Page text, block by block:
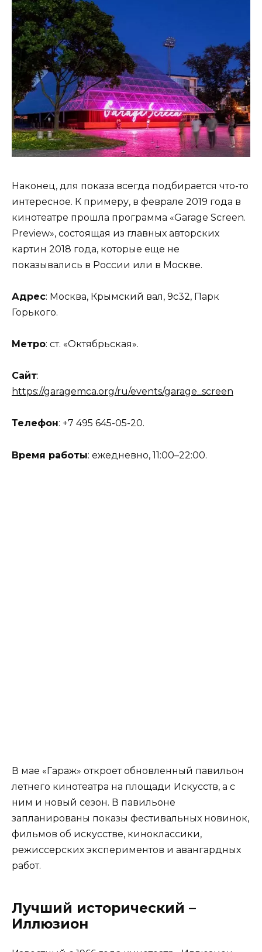
Наконец, для показа всегда подбирается что-то
интересное. К примеру, в феврале 2019 года в
кинотеатре прошла программа «Garage Screen.
Preview», состоящая из главных авторских
картин 2018 года, которые еще не
показывались в России или в Москве.
Адрес: Москва, Крымский вал, 9с32, Парк
Горького.
Метро: ст. «Октябрьская».
Сайт:
https://garagemca.org/ru/events/garage_screen
Телефон: +7 495 645-05-20.
Время работы: ежедневно, 11:00–22:00.
В мае «Гараж» откроет обновленный павильон
летнего кинотеатра на площади Искусств, а с
ним и новый сезон. В павильоне
запланированы показы фестивальных новинок,
фильмов об искусстве, киноклассики,
режиссерских экспериментов и авангардных
работ.
Лучший исторический –
Иллюзион